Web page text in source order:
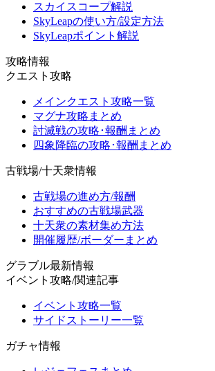
スカイスコープ解説
SkyLeapの使い方/設定方法
SkyLeapポイント解説
攻略情報
クエスト攻略
メインクエスト攻略一覧
マグナ攻略まとめ
討滅戦の攻略･報酬まとめ
四象降臨の攻略･報酬まとめ
古戦場/十天衆情報
古戦場の進め方/報酬
おすすめの古戦場武器
十天衆の素材集め方法
開催履歴/ボーダーまとめ
グラブル最新情報
イベント攻略/関連記事
イベント攻略一覧
サイドストーリー一覧
ガチャ情報